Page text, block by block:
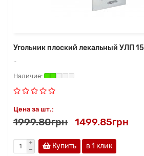
Угольник плоский лекальный УЛП
Цена за шт.:
1999.80грн 1499.85грн
Купить в 1 клик